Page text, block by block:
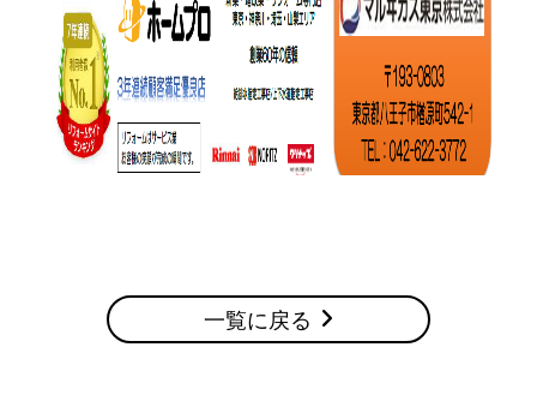
一覧に戻る